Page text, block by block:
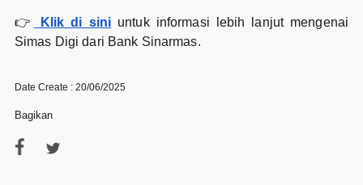
👉 Klik di sini untuk informasi lebih lanjut mengenai
Simas Digi dari Bank Sinarmas.
Date Create : 20/06/2025
Bagikan